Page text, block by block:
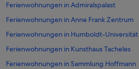
Ferienwohnungen in Admiralspalast
Ferienwohnungen in Anne Frank Zentrum
Ferienwohnungen in Humboldt-Universität
Ferienwohnungen in Kunsthaus Tacheles
Ferienwohnungen in Sammlung Hoffmann